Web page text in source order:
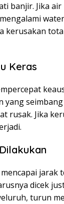
banjir. Jika
Keras
rusak. Jika
jarak
dicek
turun